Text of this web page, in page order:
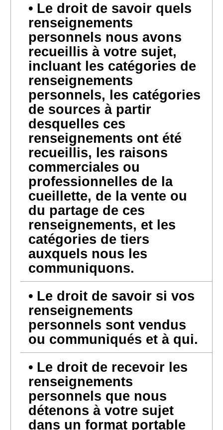
Le droit de savoir quels
renseignements
personnels nous avons
recueillis à votre sujet,
incluant les catégories de
renseignements
personnels, les catégories
de sources à partir
desquelles ces
renseignements ont été
recueillis, les raisons
commerciales ou
professionnelles de la
cueillette, de la vente ou
du partage de ces
renseignements, et les
catégories de tiers
auxquels nous les
communiquons.
Le droit de savoir si vos
renseignements
personnels sont vendus
ou communiqués et à qui.
Le droit de recevoir les
renseignements
personnels que nous
détenons à votre sujet
dans un format portable